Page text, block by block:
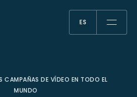
ES
ES
CAMPAÑAS DE VÍDEO EN TODO EL
MUNDO